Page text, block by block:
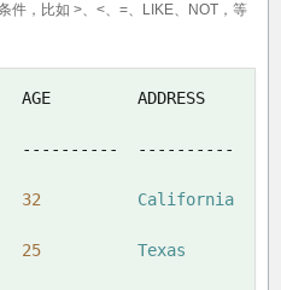
件，比如 >、<、=、LIKE、NOT，等
ADDRESS
----------
----------
32
California
25
Texas